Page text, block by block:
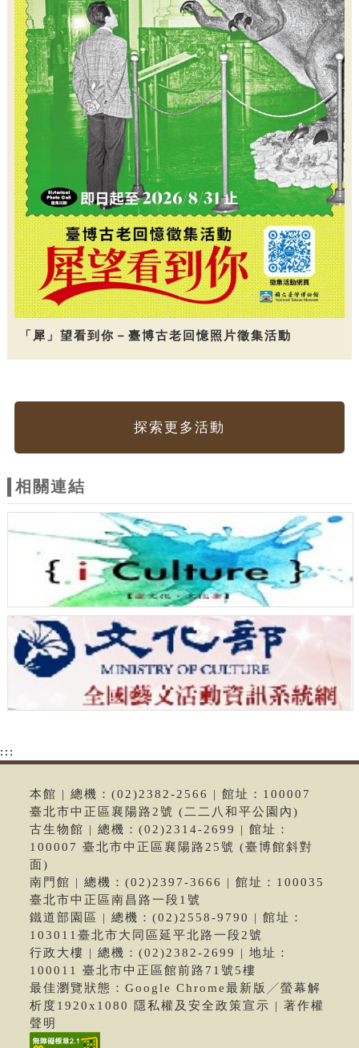
「犀」望看到你－臺博古老回憶照片徵集活動
探索更多活動
相關連結
:::
本館 | 總機：(02)2382-2566 | 館址：100007
臺北市中正區襄陽路2號 (二二八和平公園內)
古生物館 | 總機：(02)2314-2699 | 館址：
100007 臺北市中正區襄陽路25號 (臺博館斜對
面)
南門館 | 總機：(02)2397-3666 | 館址：100035
臺北市中正區南昌路一段1號
鐵道部園區 | 總機：(02)2558-9790 | 館址：
103011臺北市大同區延平北路一段2號
行政大樓 | 總機：(02)2382-2699 | 地址：
100011 臺北市中正區館前路71號5樓
最佳瀏覽狀態：Google Chrome最新版╱螢幕解
析度1920x1080 隱私權及安全政策宣示 | 著作權
聲明